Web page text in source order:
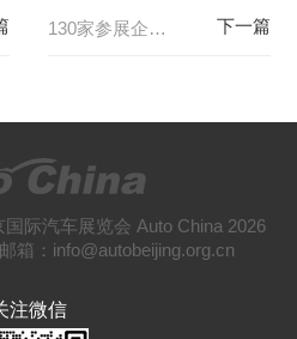
130家参展企业展车超1600辆，2024成都国际汽车展览会向“新”而行
际汽车展览会 Auto China 2026
箱：info@autobeijing.org.cn
注微信